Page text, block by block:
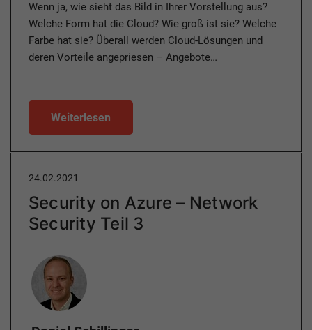
Wenn ja, wie sieht das Bild in Ihrer Vorstellung aus?
Welche Form hat die Cloud? Wie groß ist sie? Welche
Farbe hat sie? Überall werden Cloud-Lösungen und
deren Vorteile angepriesen – Angebote…
Weiterlesen
24.02.2021
Security on Azure – Network
Security Teil 3
Author